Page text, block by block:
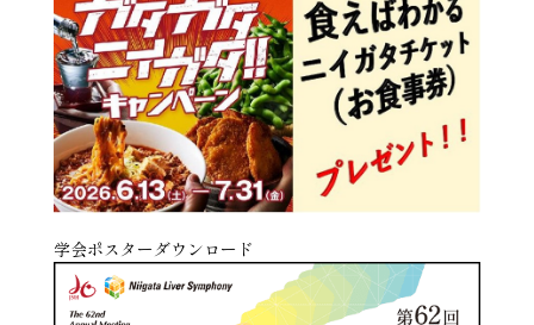
学会ポスターダウンロード